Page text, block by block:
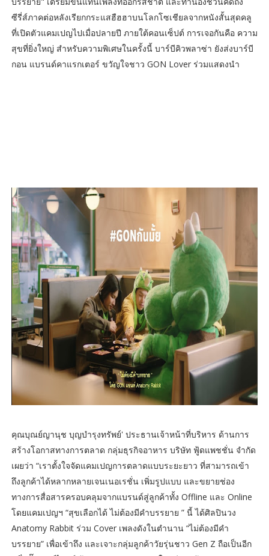
ซีรี่ส์ภาคต่อหลังเรียกกระแสฮืฮฮาบนโลกโซเชียลจากหนังสั้นสุดคลู
ที่เปิดตัวแคมเปญไปเมื่อปลายปี ภายใต้คอนเซ็ปต์ การเจอกันคือ ความ
สุขที่ยิ่งใหญ่ สำหรับความพิเศษในครั้งนี้ บาร์บีคิวพลาซ่า ยังส่งบาร์บี
กอน แบรนด์คาแรกเตอร์ ขวัญใจชาว GON Lover ร่วมแสดงนำ
คุณบุณย์ญานุช บุญบำรุงทรัพย์' ประธานเจ้าหน้าที่บริหาร ด้านการ
สร้างโอกาสทางการตลาด กลุ่มธุรกิจอาหาร บริษัท ฟู้ดแพชชั่น จำกัด
เผยว่า “เราตั้งใจจัดแคมเปญการตลาดแบบระยะยาว ที่สามารถเข้า
ถึงลูกค้าได้หลากหลายเจนเนอเรชั่น เพิ่มรูปแบบ และขยายช่อง
ทางการสื่อสารครอบคลุมจากแบรนด์สู่ลูกค้าทั้ง Offline และ Online
โดยแคมเปญฯ “สุขเลือกได้ ไม่ต้องมีคำบรรยาย ” นี้ ได้ศิลปินวง
Anatomy Rabbit ร่วม Cover เพลงดังในตำนาน “ไม่ต้องมีคำ
บรรยาย” เพื่อเข้าถึง และเจาะกลุ่มลูกค้าวัยรุ่นชาว Gen Z ถือเป็นอีก